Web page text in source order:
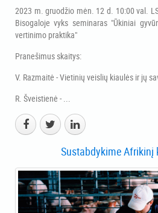
2023 m. gruodžio mėn. 12 d. 10:00 val.
Bisogaloje vyks seminaras "Ūkiniai
vertinimo praktika"
Pranešimus skaitys:
V. Razmaitė - Vietinių veislių kiaulės ir jų
R. Šveistienė - ...
Sustabdykime Afrikinį